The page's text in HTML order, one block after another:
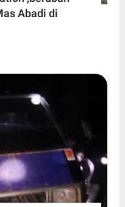
Abadi di